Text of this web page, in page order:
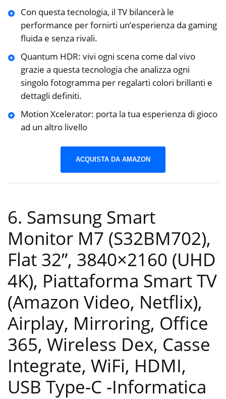
Con questa tecnologia, il TV bilancerà le
performance per fornirti un’esperienza da gaming
fluida e senza rivali.
Quantum HDR: vivi ogni scena come dal vivo
grazie a questa tecnologia che analizza ogni
singolo fotogramma per regalarti colori brillanti e
dettagli definiti.
Motion Xcelerator: porta la tua esperienza di gioco
ad un altro livello
ACQUISTA DA AMAZON
6. Samsung Smart
Monitor M7 (S32BM702),
Flat 32”, 3840×2160 (UHD
4K), Piattaforma Smart TV
(Amazon Video, Netflix),
Airplay, Mirroring, Office
365, Wireless Dex, Casse
Integrate, WiFi, HDMI,
USB Type-C -Informatica